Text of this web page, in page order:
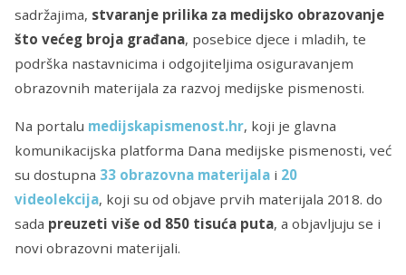
sadržajima, stvaranje prilika za medijsko obrazovanje
što većeg broja građana, posebice djece i mladih, te
podrška nastavnicima i odgojiteljima osiguravanjem
obrazovnih materijala za razvoj medijske pismenosti.
Na portalu medijskapismenost.hr, koji je glavna
komunikacijska platforma Dana medijske pismenosti, već
su dostupna 33 obrazovna materijala i 20
videolekcija, koji su od objave prvih materijala 2018. do
sada preuzeti više od 850 tisuća puta, a objavljuju se i
novi obrazovni materijali.